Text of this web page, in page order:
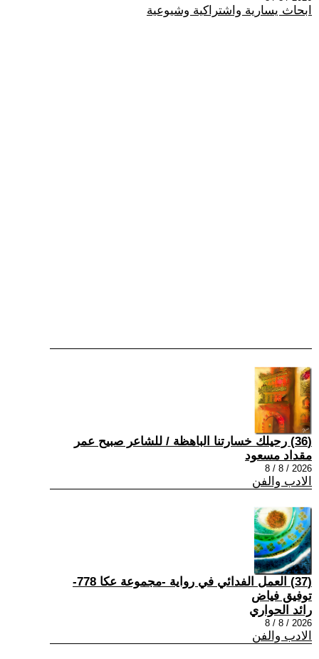
ابحاث يسارية واشتراكية وشيوعية
(36) رحيلك خسارتنا الباهظة / للشاعر صبيح عمر
مقداد مسعود
2026 / 8 / 8
الادب والفن
(37) العمل الفدائي في رواية -مجموعة عكا 778-
توفيق فياض
رائد الحواري
2026 / 8 / 8
الادب والفن